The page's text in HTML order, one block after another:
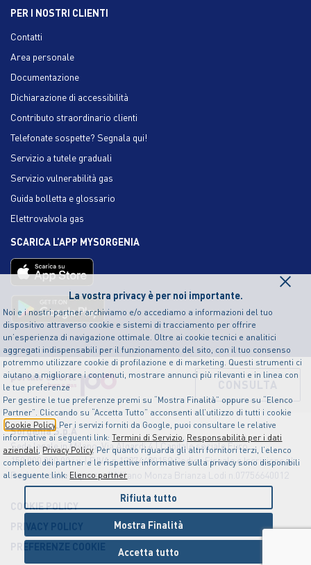
La vostra privacy è per noi importante.
Noi e i nostri partner archiviamo e/o accediamo a informazioni del tuo
dispositivo attraverso cookie e sistemi di tracciamento per offrire
un’esperienza di navigazione ottimale. Oltre ai cookie tecnici e analitici
aggregati indispensabili per il funzionamento del sito, con il tuo consenso
potremmo utilizzare cookie di profilazione e di marketing. Questi strumenti ci
aiutano a migliorare i contenuti, mostrare annunci più rilevanti e in linea con
le tue preferenze
Per gestire le tue preferenze premi su “Mostra Finalità” oppure su “Elenco
Partner”. Cliccando su “Accetta Tutto” acconsenti all’utilizzo di tutti i cookie
Cookie Policy. Per i servizi forniti da Google, puoi consultare le relative
informative ai seguenti link:Termini di Servizio, Responsabilità per i dati
aziendali,Privacy Policy. Per quanto riguarda gli altri fornitori terzi, l’elenco
completo dei partner e le rispettive informative sulla privacy sono disponibili
al seguente link: Elenco partner
×
Rifiuta tutto
Mostra Finalità
Accetta tutto
PER I NOSTRI CLIENTI
Contatti
Area personale
Documentazione
Dichiarazione di accessibilità
Contributo straordinario clienti
Telefonate sospette? Segnala qui!
Servizio a tutele graduali
Servizio vulnerabilità gas
Guida bolletta e glossario
Elettrovalvola gas
SCARICA L’APP MYSORGENIA
Sorgenia S.p.A
Sede legale in Milano, Via Algardi 4 | Capitale sociale Euro
150.000.000,00 i.v. | P.IVA n.12874490159 Codice Fiscale e Iscrizione al
Registro delle Imprese di Milano Monza Brianza Lodi n.07756640012
COOKIE POLICY
PRIVACY POLICY
PREFERENZE COOKIE